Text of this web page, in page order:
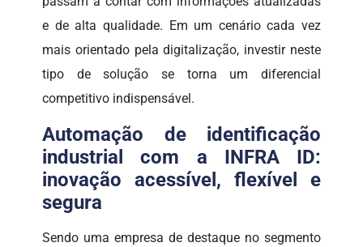
e de alta qualidade. Em um cenário cada vez
mais orientado pela digitalização, investir neste
tipo de solução se torna um diferencial
competitivo indispensável.
Automação de identificação
industrial com a INFRA ID:
inovação acessível, flexível e
segura
Sendo uma empresa de destaque no segmento